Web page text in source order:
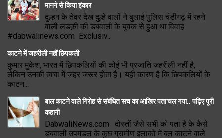
मानने से किया इंकार
दुल्हन के तेवर देख दुल्हे वालों ने बुलाई पुलिस चंडीगढ़ में रहने
वाली लडक़ी की डबवाली के युवक से हुआ था विवाह
#dabwalinews.com Exclusiv...
काटने में जहरीली नहीं छिपकली
कुमार मुकेश, भारत में छिपकलियों की कोई भी प्रजाति जहरीली नहीं है,
लेकिन उनकी त्वचा में जहर जरूर होता है। यही कारण है कि छिपकलियों के
काटन...
बाल काटने वाले गिरोह से संबंधित सच का आखिर पता चल गया.. पढ़िए पूरी
कहानी
DabwaliNews.com दोस्तों जैसे सभी को पता है के कैसे
डबवाली उपमंडल के कुछ ग्रामीण इलाकों में बल काटने वाले